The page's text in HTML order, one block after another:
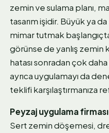
zemin ve sulama planı,
tasarım işidir. Büyük ya
mimar tutmak
görünse de yanlış zemin
hatası sonradan çok daha
ayrıca uygulamayı da
teklifi karşılaştırmanıza
Peyzaj uygulama
Sert zemin döşemesi,